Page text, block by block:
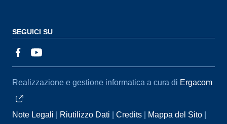
SEGUICI SU
Sezione Link Utili
Realizzazione e gestione informatica a cura di Ergacom
Note Legali Riutilizzo Dati Credits Mappa del Sito